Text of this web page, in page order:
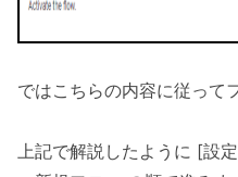
ではこちらの内容に従って
上記で解説したように [設